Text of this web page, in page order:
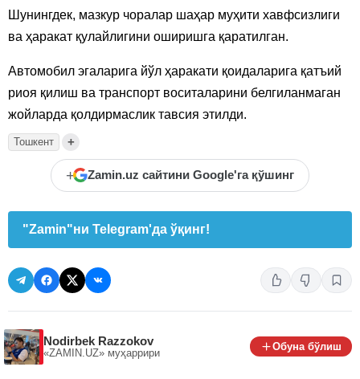
Шунингдек, мазкур чоралар шаҳар муҳити хавфсизлиги
ва ҳаракат қулайлигини оширишга қаратилган.
Автомобил эгаларига йўл ҳаракати қоидаларига қатъий
риоя қилиш ва транспорт воситаларини белгиланмаган
жойларда қолдирмаслик тавсия этилди.
Тошкент +
+ Zamin.uz сайтини Google'га қўшинг
"Zamin"ни Telegram'да ўқинг!
Nodirbek Razzokov
«ZAMIN.UZ» муҳаррири
Обуна бўлиш